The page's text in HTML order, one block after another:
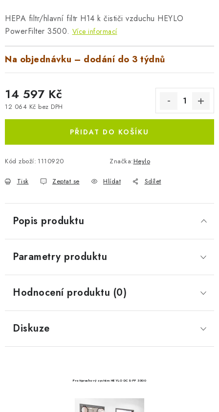
Obchodní podmínky FAQ Servis Reklamace
Kontakty
Ceny přepravy
Ochrana osobních údajů
Náhradní díly Könner & Söhnen
Reklamační řád
Slovník pojmů
Zpětný odběr elektrozařízení a baterií
HEPA filtr/hlavní filtr H14 k čističi vzduchu HEYLO
PowerFilter 3500. Více informací
Na objednávku – dodání do 3 týdnů
14 597 Kč
12 064 Kč bez DPH
PŘIDAT DO KOŠÍKU
Kód zboží: 1110920 Značka:Heylo
Tisk Zeptat se Hlídat Sdílet
Popis produktu
Parametry produktu
Hodnocení produktu (0)
Diskuze